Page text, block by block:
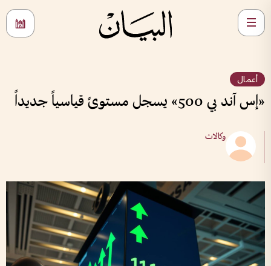
أعمال
«إس آند بي 500» يسجل مستوىً قياسياً جديداً
وكالات